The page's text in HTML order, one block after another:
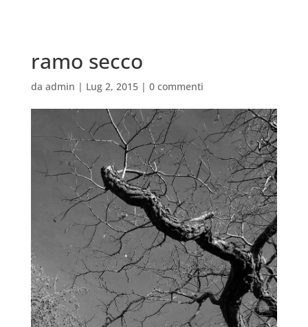
ramo secco
da admin | Lug 2, 2015| 0 commenti